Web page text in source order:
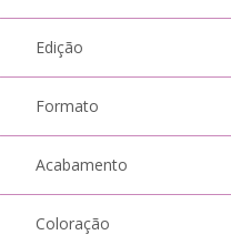
Edição
Formato
Acabamento
Coloração